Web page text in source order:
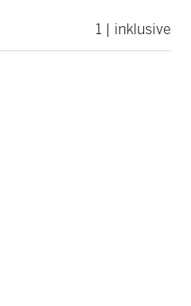
1 | inklusive